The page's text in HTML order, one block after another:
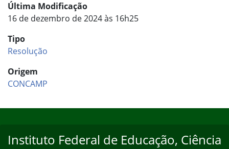
Última Modificação
16 de dezembro de 2024 às 16h25
Tipo
Resolução
Origem
CONCAMP
Instituto Federal de Educação, Ciência